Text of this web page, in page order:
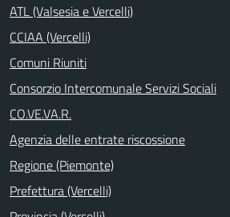
ATL (Valsesia e Vercelli)
CCIAA (Vercelli)
Comuni Riuniti
Consorzio Intercomunale Servizi Sociali
CO.VE.VA.R.
Agenzia delle entrate riscossione
Regione (Piemonte)
Prefettura (Vercelli)